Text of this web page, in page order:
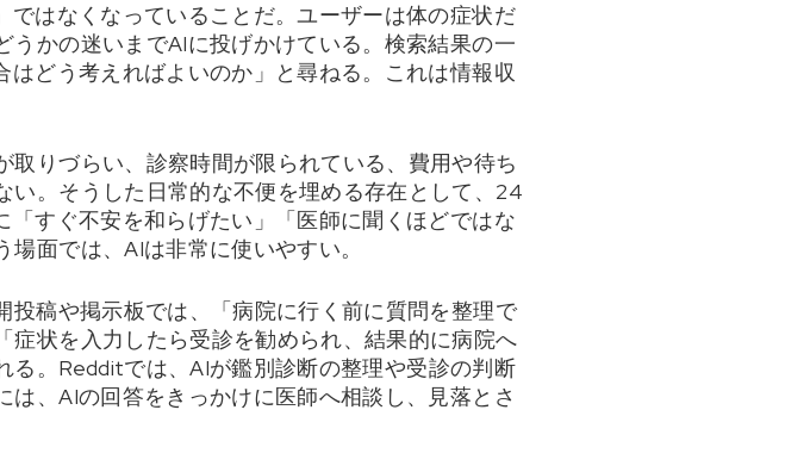
はなくなっていることだ。ユーザーは体の症状だ
かの迷いまでAIに投げかけている。検索結果の一
どう考えればよいのか」と尋ねる。これは情報収
りづらい、診察時間が限られている、費用や待ち
。そうした日常的な不便を埋める存在として、24
すぐ不安を和らげたい」「医師に聞くほどではな
面では、AIは非常に使いやすい。
稿や掲示板では、「病院に行く前に質問を整理で
状を入力したら受診を勧められ、結果的に病院へ
。Redditでは、AIが鑑別診断の整理や受診の判断
、AIの回答をきっかけに医師へ相談し、見落とさ